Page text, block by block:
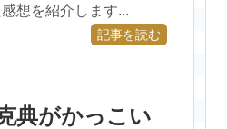
想を紹介します...
記事を読む
典がかっこい